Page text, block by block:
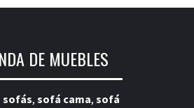
DE MUEBLES
sofás, sofá cama, sofá